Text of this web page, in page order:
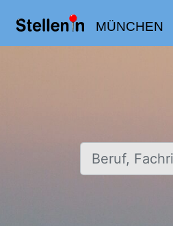
MÜNCHEN
Beruf,